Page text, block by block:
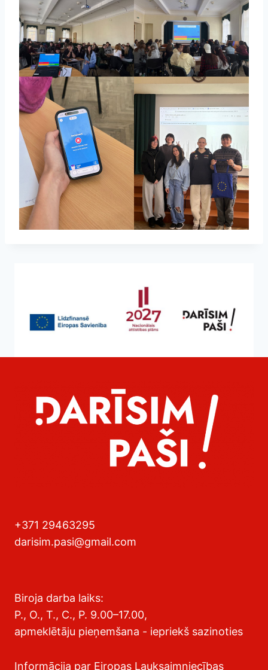
+371 29463295
darisim.pasi@gmail.com
Biroja darba laiks:
P., O., T., C., P. 9.00–17.00,
apmeklētāju pieņemšana - iepriekš sazinoties
Informācija par Eiropas Lauksaimniecības